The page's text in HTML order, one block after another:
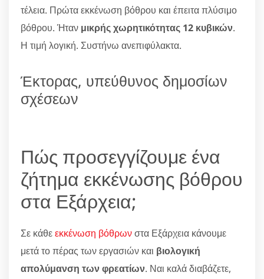
τέλεια. Πρώτα εκκένωση βόθρου και έπειτα πλύσιμο
βόθρου. Ήταν μικρής χωρητικότητας 12 κυβικών.
Η τιμή λογική. Συστήνω ανεπιφύλακτα.
Έκτορας, υπεύθυνος δημοσίων
σχέσεων
Πώς προσεγγίζουμε ένα
ζήτημα εκκένωσης βόθρου
στα Εξάρχεια;
Σε κάθεεκκένωση βόθρωνστα Εξάρχεια κάνουμε
μετά το πέρας των εργασιών και βιολογική
απολύμανση των φρεατίων. Ναι καλά διαβάζετε,